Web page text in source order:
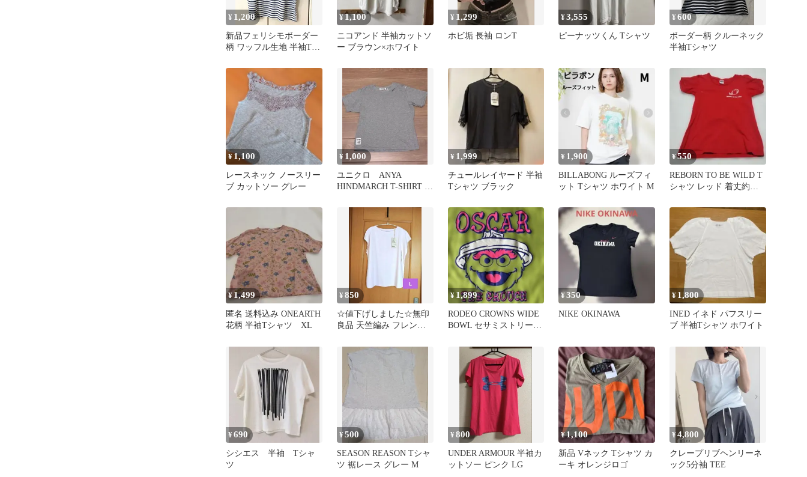
¥ 1,200
新品フェリシモボーダー
柄 ワッフル生地 半袖Tシ
¥1,100
ニコアンド 半袖カットソ
ー ブラウン×ホワイト
¥ 1,299
ホビ垢 長袖 ロンT
¥3,555
ピーナッツくん Tシャツ
¥600
ボーダー柄 クルーネック
半袖Tシャツ
¥1,100
レースネック ノースリー
ブ カットソー グレー
¥ 1,000
ユニクロ ANYA
HINDMARCH T-SHIRT M
¥ 1,999
チュールレイヤード 半袖
Tシャツ ブラック
¥ 1,900
BILLABONG ルーズフィ
ット Tシャツ ホワイト M
¥550
REBORN TO BE WILD T
シャツ レッド 着丈約
¥ 1,499
匿名 送料込み ONEARTH
花柄 半袖Tシャツ XL
¥850
☆値下げしました☆無印
良品 天竺編み フレンチ
ピンク L
¥ 1,899
RODEO CROWNS WIDE
BOWL セサミストリート
¥350
NIKE OKINAWA
¥ 1,800
INED イネド パフスリー
ブ 半袖Tシャツ ホワイト
¥690
シシエス 半袖 Tシャ
ツ
¥500
SEASON REASON Tシャ
ツ 裾レース グレー M
¥800
UNDER ARMOUR 半袖カ
ットソー ピンク LG
¥1,100
新品 Vネック Tシャツ カ
ーキ オレンジロゴ
¥4,800
クレープリブヘンリーネ
ック5分袖 TEE